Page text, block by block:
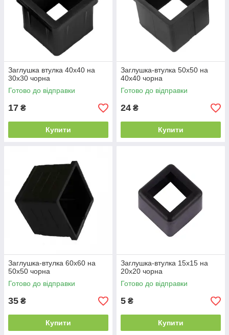
Заглушка втулка 40х40 на
30х30 чорна
Готово до відправки
17 ₴
Купити
Заглушка-втулка 50х50 на
40х40 чорна
Готово до відправки
24 ₴
Купити
Заглушка-втулка 60х60 на
50х50 чорна
Готово до відправки
35 ₴
Купити
Заглушка-втулка 15х15 на
20х20 чорна
Готово до відправки
5 ₴
Купити